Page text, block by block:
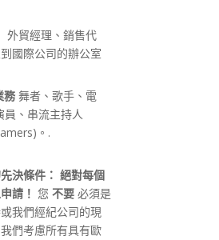
外貿經理、銷售代
國際公司的辦公室
務 舞者、歌手、電
員、串流主持人
。.
決條件： 絕對每個
請！ 您不要 必須是
我們經紀公司的現
們考慮所有具有歐